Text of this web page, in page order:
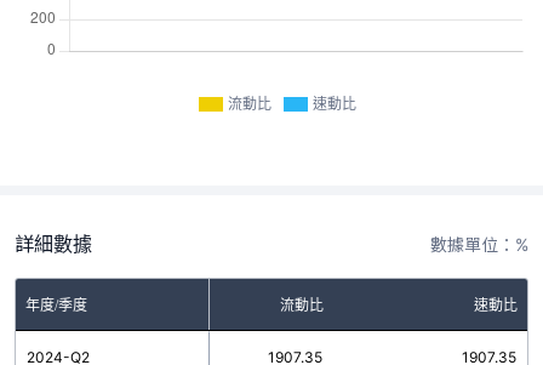
流動比 速動比
詳細數據 數據單位：%
年度/季度 流動比 速動比
2024-Q2 1907.35 1907.35